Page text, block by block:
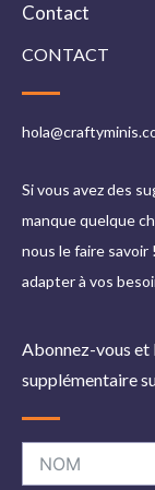
Contact
CONTACT
Si vous avez des
manque quelque
nous le faire savoir
adapter à vos
Abonnez-vous et
supplémentaire